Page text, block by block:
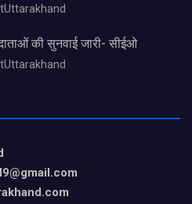
की सुनवाई जारी- सीईओ
@gmail.com